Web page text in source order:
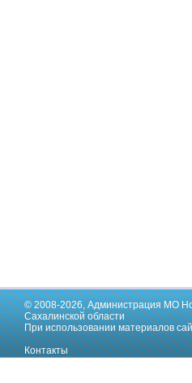
© 2008-2026,Администрация МО
Сахалинской области
При использовании материалов
Контакты